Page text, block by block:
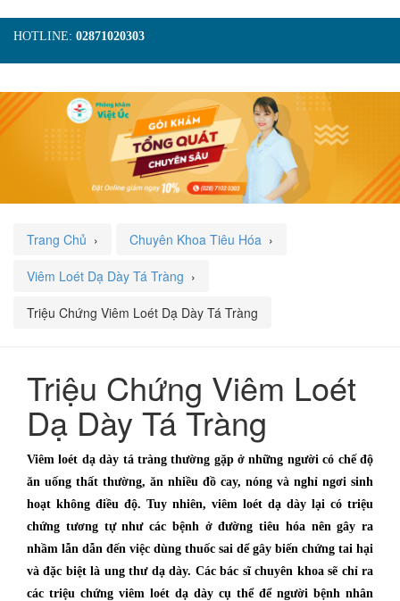
HOTLINE: 02871020303
TRANG CHỦ
GIỚI THIỆU
TIN TỨC
DỊCH VỤ
GÓI KHÁM
HÌNH ẢNH
LIÊN HỆ
ĐẶT LỊCH KHÁM
Trang Chủ › Chuyên Khoa Tiêu Hóa ›
Viêm Loét Dạ Dày Tá Tràng ›
Triệu Chứng Viêm Loét Dạ Dày Tá Tràng
Triệu Chứng Viêm Loét
Dạ Dày Tá Tràng
Viêm loét dạ dày tá tràng thường gặp ở những người có chế độ
ăn uống thất thường, ăn nhiều đồ cay, nóng và nghỉ ngơi sinh
hoạt không điều độ. Tuy nhiên, viêm loét dạ dày lại có triệu
chứng tương tự như các bệnh ở đường tiêu hóa nên gây ra
nhầm lẫn dẫn đến việc dùng thuốc sai dể gây biến chứng tai hại
và đặc biệt là ung thư dạ dày. Các bác sĩ chuyên khoa sẽ chỉ ra
các triệu chứng viêm loét dạ dày cụ thể để người bệnh nhân